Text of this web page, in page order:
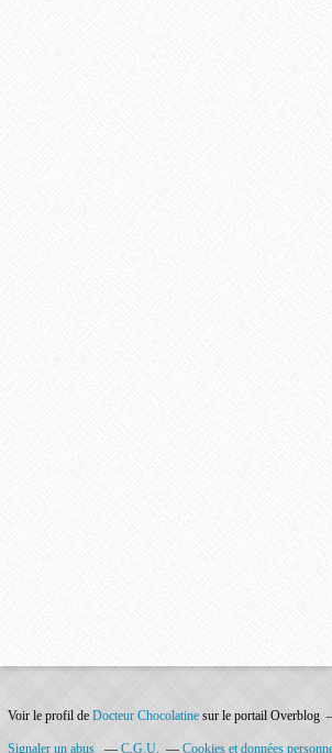
Voir le profil de Docteur Chocolatine sur le portail Overblog
Signaler un abus C.G.U. Cookies et données